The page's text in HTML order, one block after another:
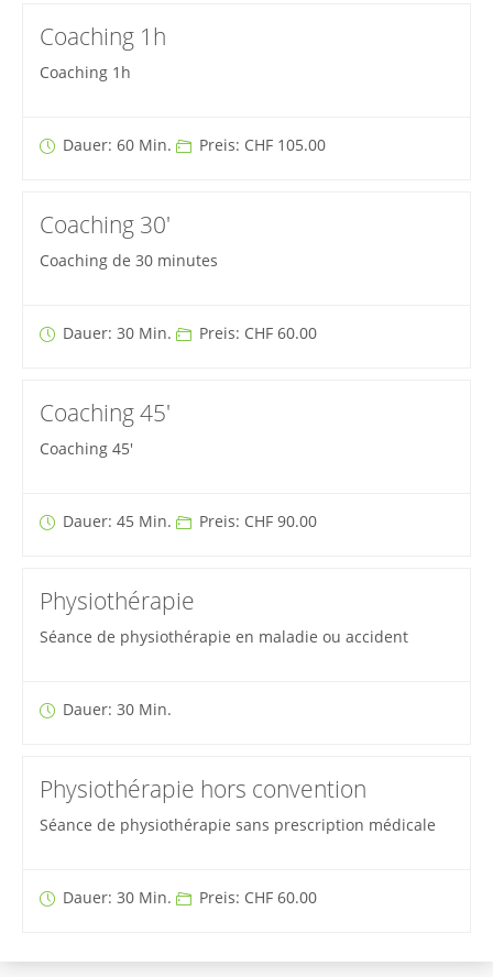
Coaching 1h
Coaching 1h
Dauer: 60 Min. Preis: CHF 105.00
Coaching 30'
Coaching de 30 minutes
Dauer: 30 Min. Preis: CHF 60.00
Coaching 45'
Coaching 45'
Dauer: 45 Min. Preis: CHF 90.00
Physiothérapie
Séance de physiothérapie en maladie ou accident
Dauer: 30 Min.
Physiothérapie hors convention
Séance de physiothérapie sans prescription médicale
Dauer: 30 Min. Preis: CHF 60.00